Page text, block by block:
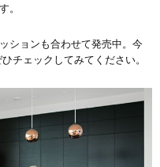
。
ションも合わせて発売中。今
チェックしてみてください。